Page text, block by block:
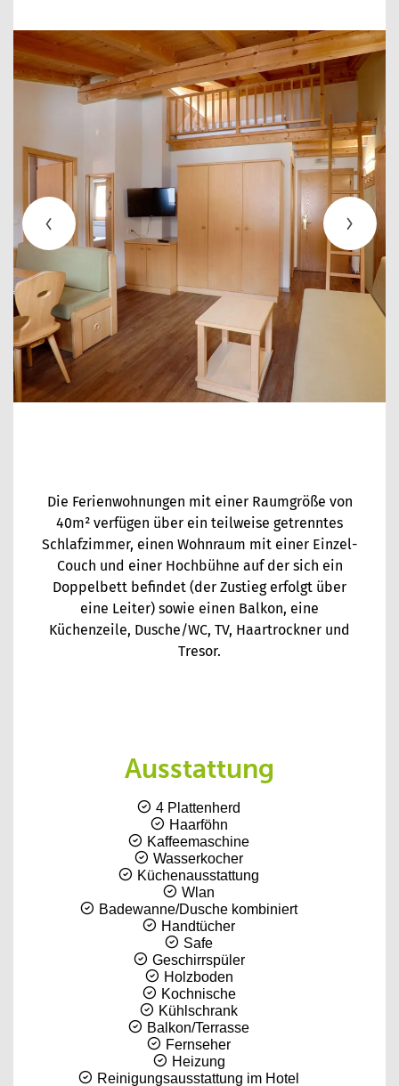
Die Ferienwohnungen mit einer Raumgröße von
40m² verfügen über ein teilweise getrenntes
Schlafzimmer, einen Wohnraum mit einer Einzel-
Couch und einer Hochbühne auf der sich ein
Doppelbett befindet (der Zustieg erfolgt über
eine Leiter) sowie einen Balkon, eine
Küchenzeile, Dusche/WC, TV, Haartrockner und
Tresor.
Ausstattung
4 Plattenherd
Haarföhn
Kaffeemaschine
Wasserkocher
Küchenausstattung
Wlan
Badewanne/Dusche kombiniert
Handtücher
Safe
Geschirrspüler
Holzboden
Kochnische
Kühlschrank
Balkon/Terrasse
Fernseher
Heizung
Reinigungsausstattung im Hotel